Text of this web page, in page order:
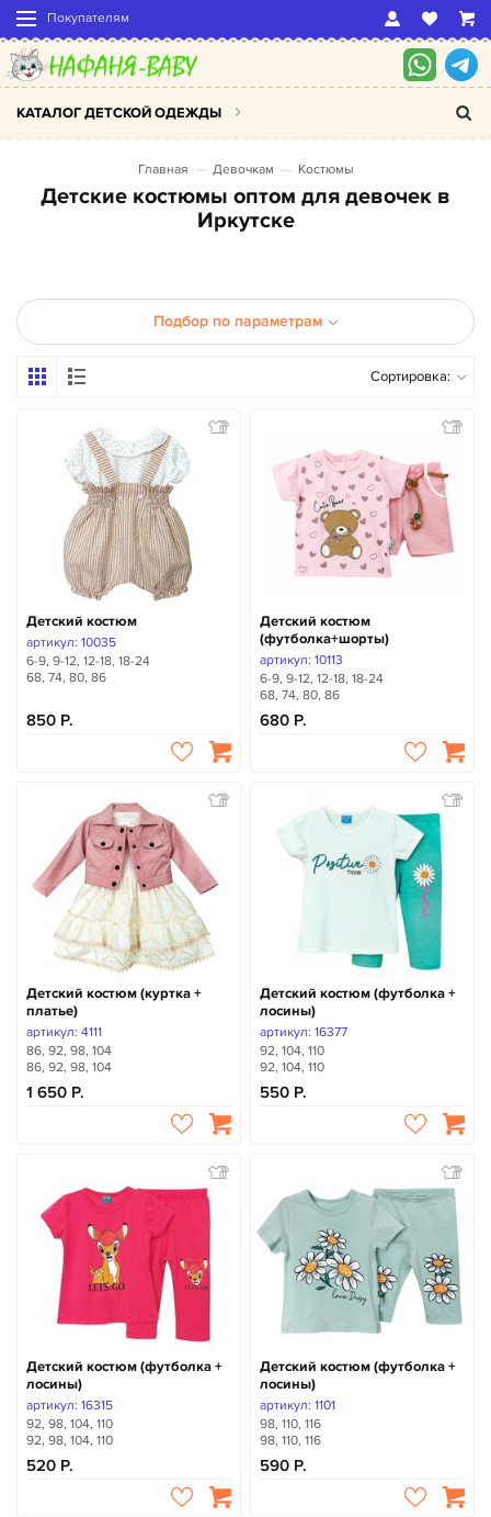
Покупателям
КАТАЛОГ ДЕТСКОЙ ОДЕЖДЫ
Главная Девочкам Костюмы
Детские костюмы оптом для девочек в
Иркутске
Подбор по параметрам
Сортировка:
Детский костюм
артикул: 10035
6-9, 9-12, 12-18, 18-24
68, 74, 80, 86
850
Детский костюм
(футболка+шорты)
артикул: 10113
6-9, 9-12, 12-18, 18-24
68, 74, 80, 86
680
Детский костюм (куртка +
платье)
артикул: 4111
86, 92, 98, 104
86, 92, 98, 104
1 650
Детский костюм (футболка +
лосины)
артикул: 16377
92, 104, 110
92, 104, 110
550
Детский костюм (футболка +
лосины)
артикул: 16315
92, 98, 104, 110
92, 98, 104, 110
520
Детский костюм (футболка +
лосины)
артикул: 1101
98, 110, 116
98, 110, 116
590